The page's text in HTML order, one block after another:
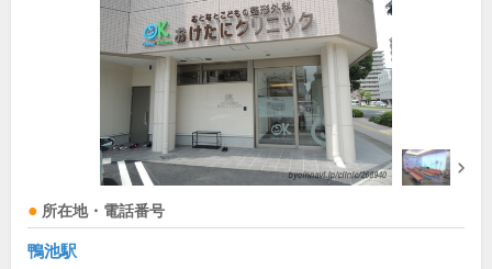
所在地・電話番号
鴨池駅